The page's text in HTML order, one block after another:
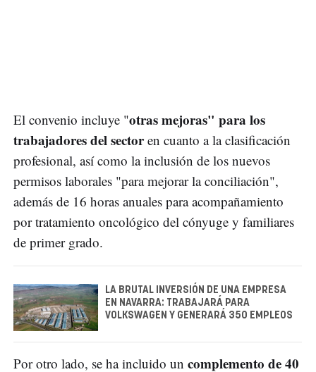
El convenio incluye "otras mejoras" para los
trabajadores del sectoren cuanto a la clasificación
profesional, así como la inclusión de los nuevos
permisos laborales "para mejorar la conciliación",
además de 16 horas anuales para acompañamiento
por tratamiento oncológico del cónyuge y familiares
de primer grado.
LA BRUTAL INVERSIÓN DE UNA EMPRESA
EN NAVARRA: TRABAJARÁ PARA
VOLKSWAGEN Y GENERARÁ 350 EMPLEOS
Por otro lado, se ha incluido un complemento de 40